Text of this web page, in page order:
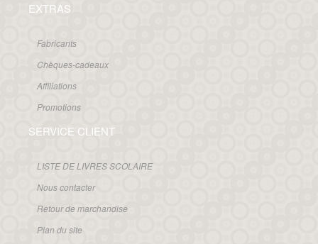
EXTRAS
Fabricants
Chèques-cadeaux
Affiliations
Promotions
SERVICE CLIENT
LISTE DE LIVRES SCOLAIRE
Nous contacter
Retour de marchandise
Plan du site